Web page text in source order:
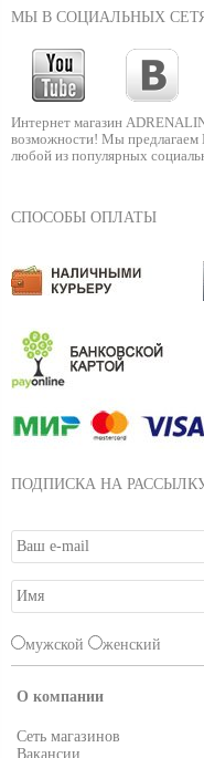
МЫ В СОЦИАЛЬНЫХ
Интернет магазин
возможности! Мы предлагаем
любой из популярных
СПОСОБЫ ОПЛАТЫ
ПОДПИСКА НА
мужской женский
О компании
Сеть магазинов
Вакансии